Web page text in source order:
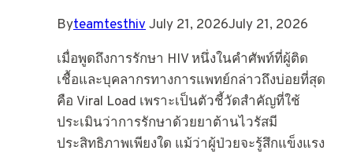
ByteamtesthivJuly 21, 2026July 21, 2026
เมื่อพูดถึงการรักษา HIV หนึ่งในคำศัพท์ที่ผู้ติด
เชื้อและบุคลากรทางการแพทย์กล่าวถึงบ่อยที่สุด
คือ Viral Load เพราะเป็นตัวชี้วัดสำคัญที่ใช้
ประเมินว่าการรักษาด้วยยาต้านไวรัสมี
ประสิทธิภาพเพียงใด แม้ว่าผู้ป่วยจะรู้สึกแข็งแรง